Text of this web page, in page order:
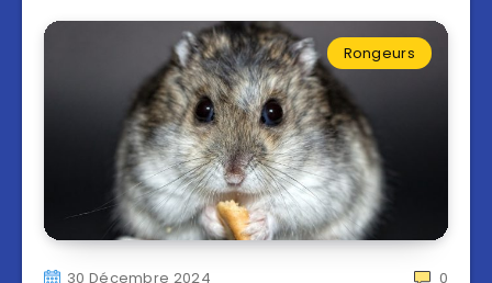
Rongeurs
30 Décembre 2024 0